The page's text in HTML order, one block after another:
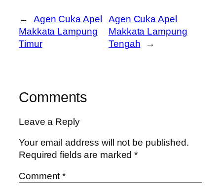
←
Agen Cuka Apel
Makkata Lampung
Timur
Agen Cuka Apel
Makkata Lampung
Tengah
→
Comments
Leave a Reply
Your email address will not be published.
Required fields are marked*
Comment*